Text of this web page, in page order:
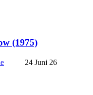
(1975)
24 Juni 26